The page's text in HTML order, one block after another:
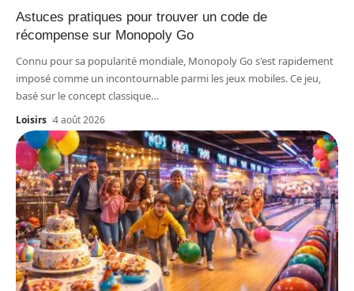
Astuces pratiques pour trouver un code de
récompense sur Monopoly Go
Connu pour sa popularité mondiale, Monopoly Go s'est rapidement
imposé comme un incontournable parmi les jeux mobiles. Ce jeu,
basé sur le concept classique…
Loisirs 4 août 2026